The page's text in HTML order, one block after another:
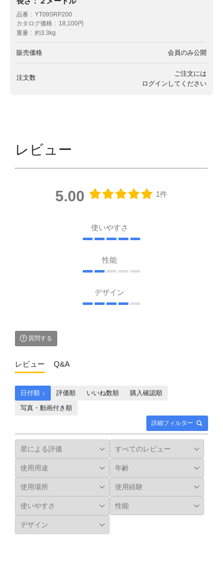
品番
YT09SRP200
カタログ価格
18,100円
重量
約3.3kg
販売価格 会員のみ公開
注文数
ご注文には
ログイン してください
レビュー
5.00 1件
使いやすさ
性能
デザイン
質問する
レビュー Q&A
詳細フィルター
日付順 ↓ 評価順 いいね数順
購入確認順
写真・動画付き順